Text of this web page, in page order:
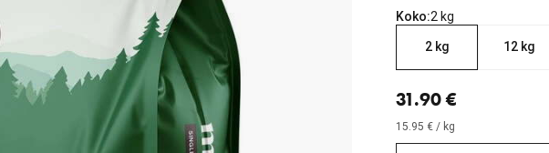
Koko:2 kg
2 kg 12 kg
31.90 €
15.95 € / kg